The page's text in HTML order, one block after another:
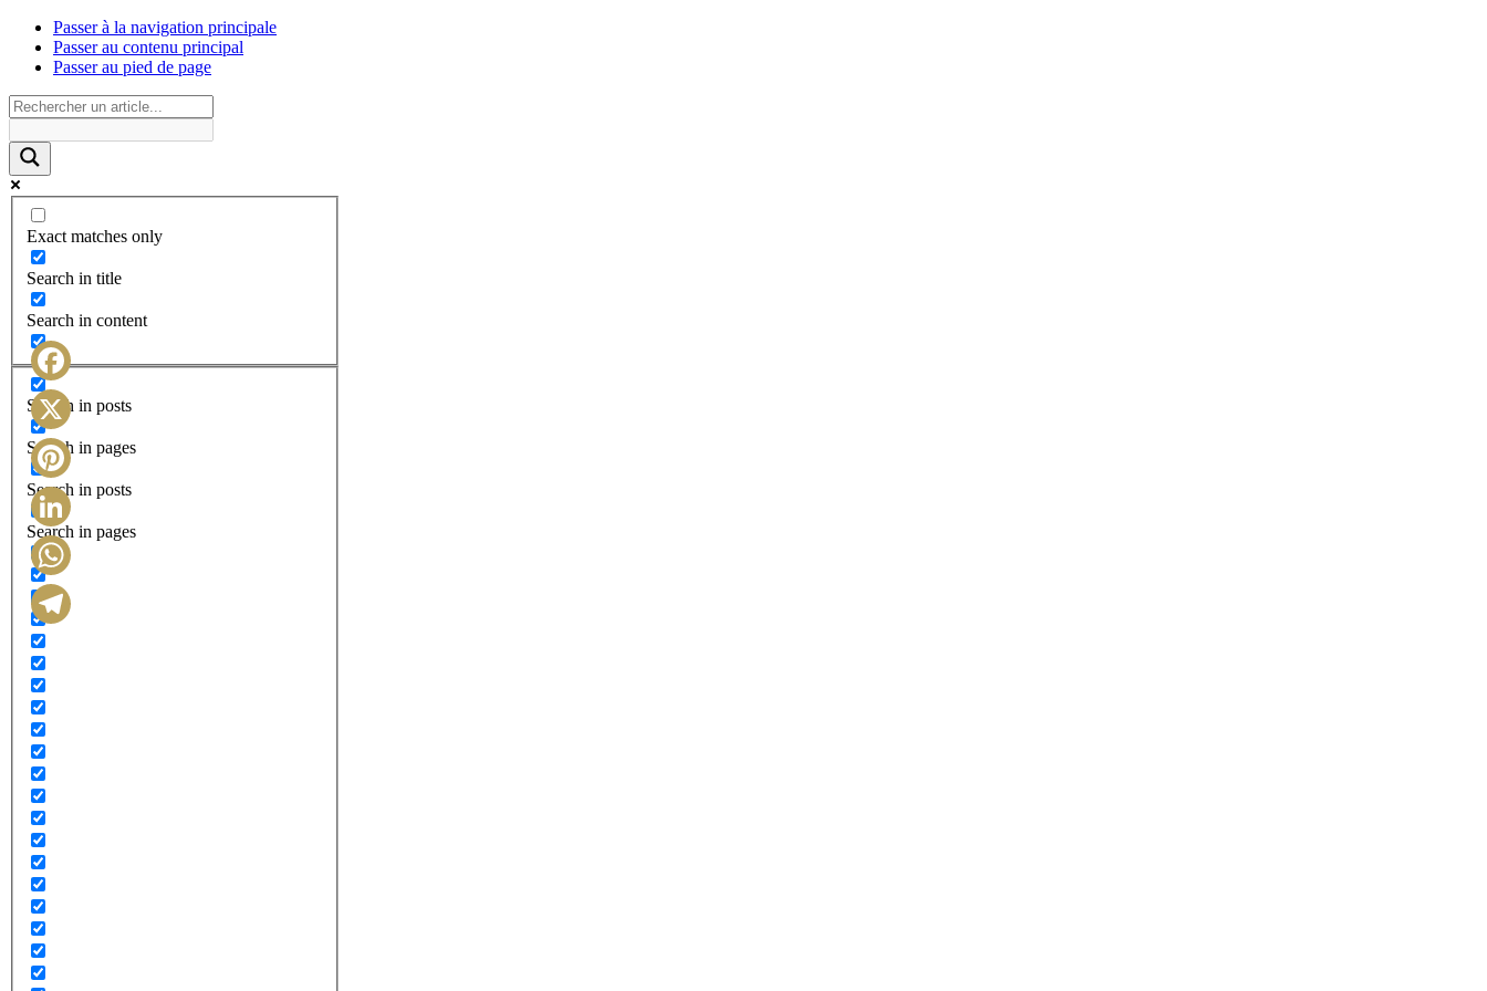
Passer à la navigation principale
Passer au contenu principal
Passer au pied de page
Exact matches only
Search in title
Search in content
Search in posts
Search in pages
Search in posts
Search in pages
Facebook
X
Pinterest
LinkedIn
WhatsApp
Telegram